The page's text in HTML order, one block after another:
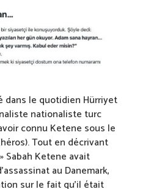
dans le quotidien Hürriyet
nationaliste turc
connu Ketene sous le
Tout en décrivant
Sabah Ketene avait
au Danemark,
sur le fait qu’il était